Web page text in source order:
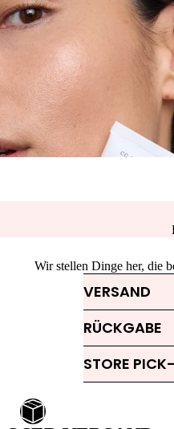
Wir stellen Dinge her, die
VERSAND
RÜCKGABE
STORE